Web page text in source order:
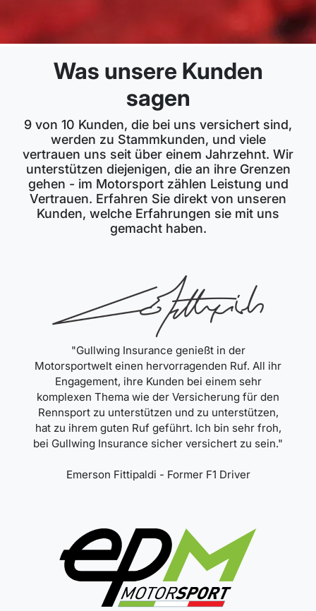
Was unsere Kunden
sagen
9 von 10 Kunden, die bei uns versichert sind,
werden zu Stammkunden, und viele
vertrauen uns seit über einem Jahrzehnt. Wir
unterstützen diejenigen, die an ihre Grenzen
gehen - im Motorsport zählen Leistung und
Vertrauen. Erfahren Sie direkt von unseren
Kunden, welche Erfahrungen sie mit uns
gemacht haben.
"Gullwing Insurance genießt in der
Motorsportwelt einen hervorragenden Ruf. All ihr
Engagement, ihre Kunden bei einem sehr
komplexen Thema wie der Versicherung für den
Rennsport zu unterstützen und zu unterstützen,
hat zu ihrem guten Ruf geführt. Ich bin sehr froh,
bei Gullwing Insurance sicher versichert zu sein."
Emerson Fittipaldi - Former F1 Driver